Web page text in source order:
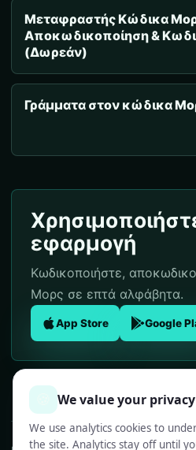
Μεταφραστής Κώδικα
Αποκωδικοποίηση &
(Δωρεάν)
Γράμματα στον κώδικα
εφαρμογή
Κωδικοποιήστε,
Μορς σε επτά αλφάβητα.
App Store Google
We value your privacy
We use analytics cookies to
the site. Analytics stay off until